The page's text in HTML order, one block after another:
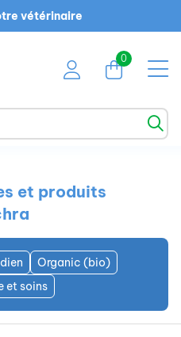
vétérinaire
0
et produits
Organic (bio)
et soins